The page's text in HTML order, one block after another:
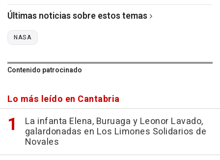
Últimas noticias sobre estos temas
NASA
Contenido patrocinado
Lo más leído en Cantabria
La infanta Elena, Buruaga y Leonor Lavado,
galardonadas en Los Limones Solidarios de
Novales